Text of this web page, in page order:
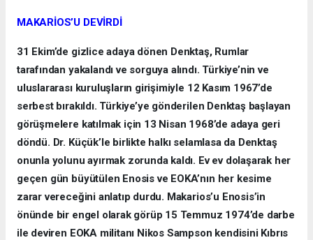
MAKARİOS’U DEVİRDİ
31 Ekim’de gizlice adaya dönen Denktaş, Rumlar
tarafından yakalandı ve sorguya alındı. Türkiye’nin ve
uluslararası kuruluşların girişimiyle 12 Kasım 1967’de
serbest bırakıldı. Türkiye’ye gönderilen Denktaş başlayan
görüşmelere katılmak için 13 Nisan 1968’de adaya geri
döndü. Dr. Küçük’le birlikte halkı selamlasa da Denktaş
onunla yolunu ayırmak zorunda kaldı. Ev ev dolaşarak her
geçen gün büyütülen Enosis ve EOKA’nın her kesime
zarar vereceğini anlatıp durdu. Makarios’u Enosis’in
önünde bir engel olarak görüp 15 Temmuz 1974’de darbe
ile deviren EOKA militanı Nikos Sampson kendisini Kıbrıs